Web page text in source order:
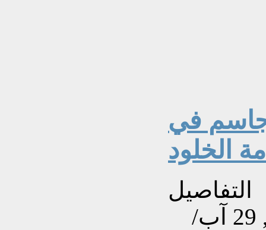
جاسم في
الخلود
التفاصيل
تم إنشاءه بتاريخ الأربعاء, 29 آب/